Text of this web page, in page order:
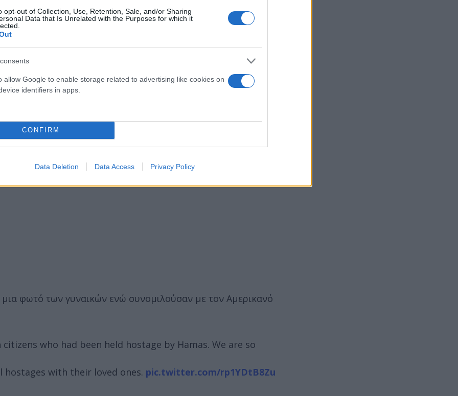
opt-out of Collection, Use, Retention, Sale, and/or Sharing
Data that Is Unrelated with the Purposes for which it
allow Google to enable storage related to advertising like cookies on
identifiers in apps.
CONFIRM
Data Deletion Data Access Privacy Policy
μια φωτό των γυναικών ενώ συνομιλούσαν με τον Αμερικανό
who had been held hostage by Hamas. We are so
with their loved ones. pic.twitter.com/rp1YDtB8Zu